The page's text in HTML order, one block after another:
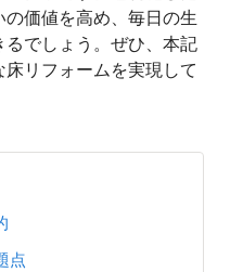
価値を高め、毎日の生
でしょう。ぜひ、本記
リフォームを実現して
点